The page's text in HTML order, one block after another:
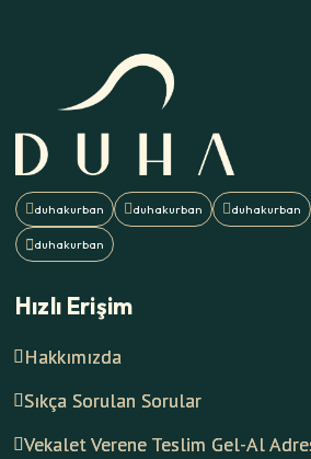
Hızlı Erişim
Hakkımızda
Sıkça Sorulan Sorular
Vekalet Verene Teslim Gel-Al